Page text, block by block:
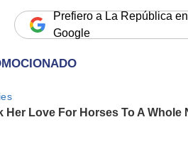
Prefiero a La República en
Google